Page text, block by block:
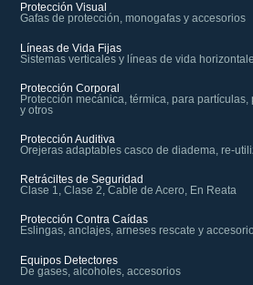
Protección Visual
Gafas de protección, monogafas y accesorios
Líneas de Vida Fijas
Sistemas verticales y líneas de vida
Protección Corporal
Protección mecánica, térmica, para
y otros
Protección Auditiva
Orejeras adaptables casco de diadema, re-
Retráciltes de Seguridad
Clase 1, Clase 2, Cable de Acero, En Reata
Protección Contra Caídas
Eslingas, anclajes, arneses rescate y
Equipos Detectores
De gases, alcoholes, accesorios